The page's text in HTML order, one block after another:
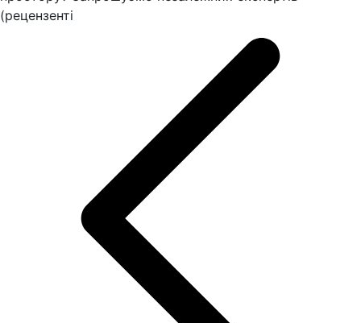
(рецензенті